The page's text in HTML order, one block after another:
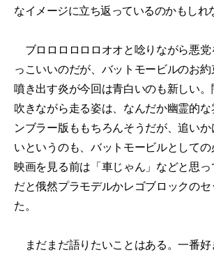
なイメージに立ち返っているのかもしれ
ブロロロロロロオオと唸りながら悪党
っこいいのだが、バットモービルのお
噴き出す炎が今回は青白いのも新しい
吹きながら走る姿は、なんだか幽霊的
ンブラー版ももちろんそうだが、追い
いというのも、バットモービルとしての
映画を見る前は「車じゃん」などと思
だと俄然プラモデルかレゴブロックの
た。
まだまだ語りたいことはある。一番好